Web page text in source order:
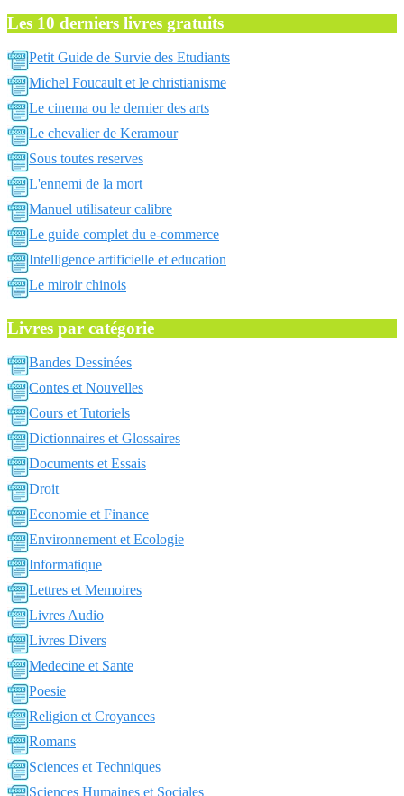
Les 10 derniers livres gratuits
Petit Guide de Survie des Etudiants
Michel Foucault et le christianisme
Le cinema ou le dernier des arts
Le chevalier de Keramour
Sous toutes reserves
L'ennemi de la mort
Manuel utilisateur calibre
Le guide complet du e-commerce
Intelligence artificielle et education
Le miroir chinois
Livres par catégorie
Bandes Dessinées
Contes et Nouvelles
Cours et Tutoriels
Dictionnaires et Glossaires
Documents et Essais
Droit
Economie et Finance
Environnement et Ecologie
Informatique
Lettres et Memoires
Livres Audio
Livres Divers
Medecine et Sante
Poesie
Religion et Croyances
Romans
Sciences et Techniques
Sciences Humaines et Sociales